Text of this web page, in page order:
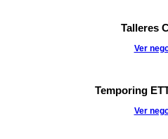
Talleres
Ver
Temporing
Ver